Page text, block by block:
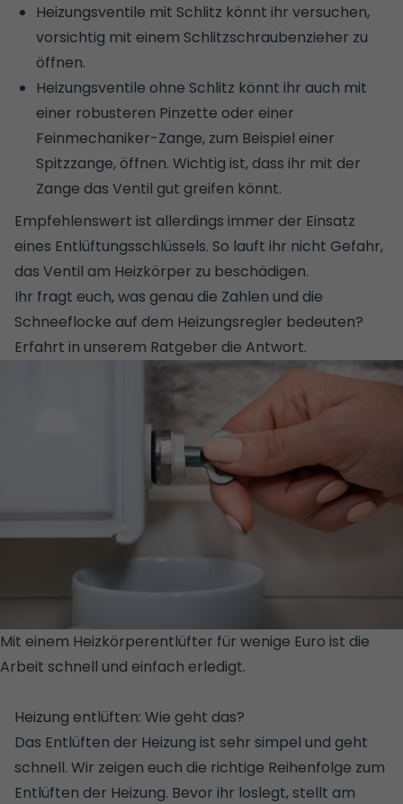
Heizungsventile mit Schlitz könnt ihr versuchen,
vorsichtig mit einem Schlitzschraubenzieher zu
öffnen.
Heizungsventile ohne Schlitz könnt ihr auch mit
einer robusteren Pinzette oder einer
Feinmechaniker-Zange, zum Beispiel einer
Spitzzange, öffnen. Wichtig ist, dass ihr mit der
Zange das Ventil gut greifen könnt.
Empfehlenswert ist allerdings immer der Einsatz
eines Entlüftungsschlüssels. So lauft ihr nicht Gefahr,
das Ventil am Heizkörper zu beschädigen.
Ihr fragt euch, was genau die Zahlen und die
Schneeflocke auf dem Heizungsregler bedeuten?
Erfahrt in unserem Ratgeber die Antwort.
Mit einem Heizkörperentlüfter für wenige Euro ist die
Arbeit schnell und einfach erledigt.
Heizung entlüften: Wie geht das?
Das Entlüften der Heizung ist sehr simpel und geht
schnell. Wir zeigen euch die richtige Reihenfolge zum
Entlüften der Heizung. Bevor ihr loslegt, stellt am